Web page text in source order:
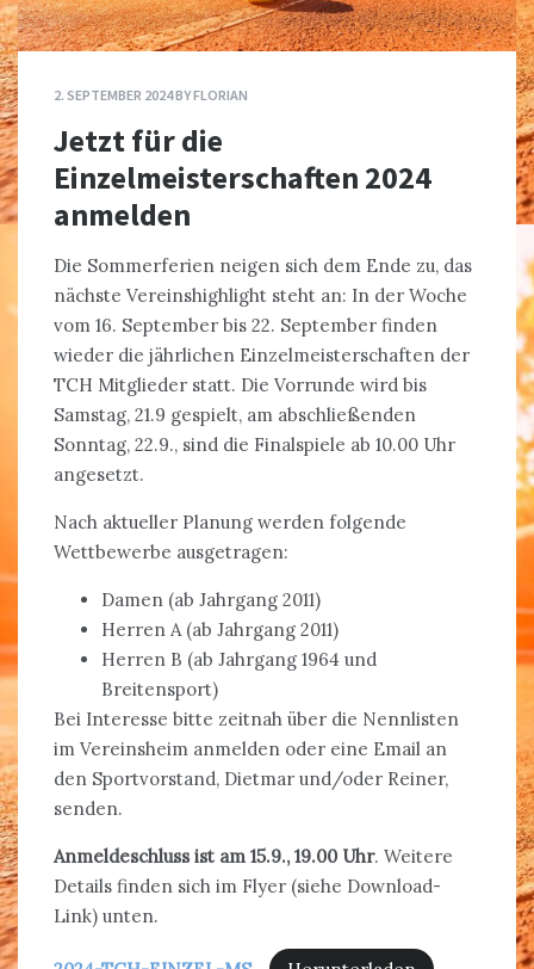
2. SEPTEMBER 2024BYFLORIAN
Jetzt für die
Einzelmeisterschaften 2024
anmelden
Die Sommerferien neigen sich dem Ende zu, das
nächste Vereinshighlight steht an: In der Woche
vom 16. September bis 22. September finden
wieder die jährlichen Einzelmeisterschaften der
TCH Mitglieder statt. Die Vorrunde wird bis
Samstag, 21.9 gespielt, am abschließenden
Sonntag, 22.9., sind die Finalspiele ab 10.00 Uhr
angesetzt.
Nach aktueller Planung werden folgende
Wettbewerbe ausgetragen:
Damen (ab Jahrgang 2011)
Herren A (ab Jahrgang 2011)
Herren B (ab Jahrgang 1964 und
Breitensport)
Bei Interesse bitte zeitnah über die Nennlisten
im Vereinsheim anmelden oder eine Email an
den Sportvorstand, Dietmar und/oder Reiner,
senden.
Anmeldeschluss ist am 15.9., 19.00 Uhr. Weitere
Details finden sich im Flyer (siehe Download-
Link) unten.